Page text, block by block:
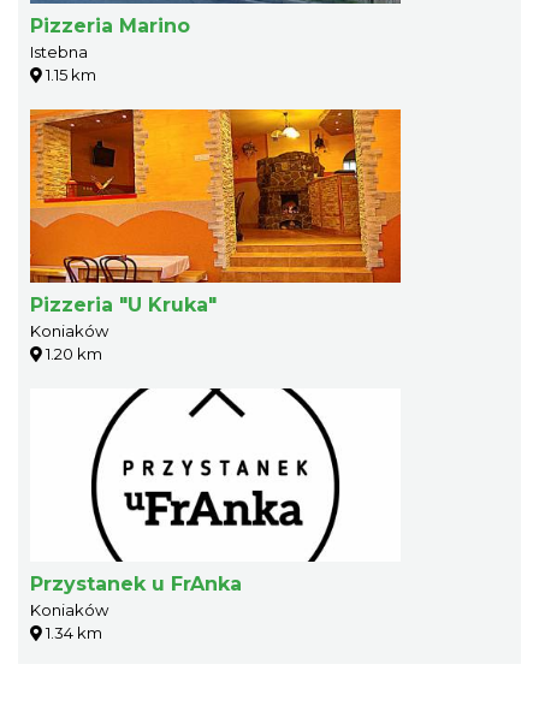
Pizzeria Marino
Istebna
1.15 km
Pizzeria "U Kruka"
Koniaków
1.20 km
Przystanek u FrAnka
Koniaków
1.34 km